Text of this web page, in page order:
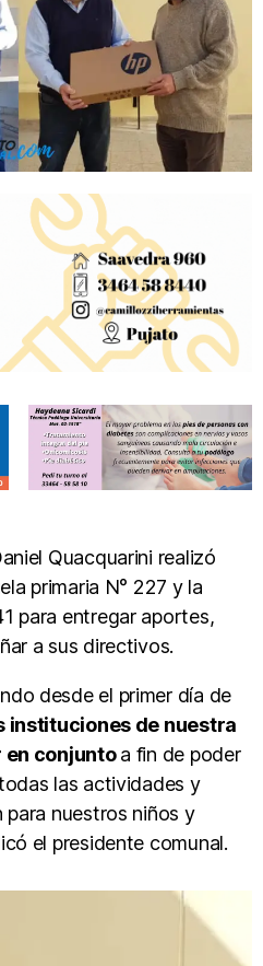
Quacquarini realizó
primaria N° 227 y la
para entregar aportes,
a sus directivos.
desde el primer día de
instituciones de nuestra
conjuntoa fin de poder
las actividades y
para nuestros niños y
el presidente comunal.